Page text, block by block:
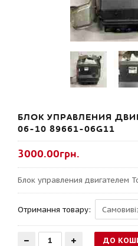
БЛОК УПРАВЛЕНИЯ
06-10 89661-06G11
3000.00грн.
Блок управления двигателем
Отримання товару: